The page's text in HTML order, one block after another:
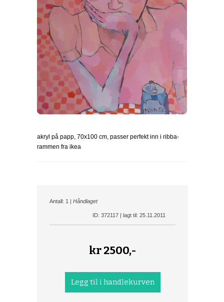
akryl på papp, 70x100 cm, passer perfekt inn i ribba-
rammen fra ikea
Antall: 1 | Håndlaget
ID: 372117 | lagt til: 25.11.2011
kr2500,-